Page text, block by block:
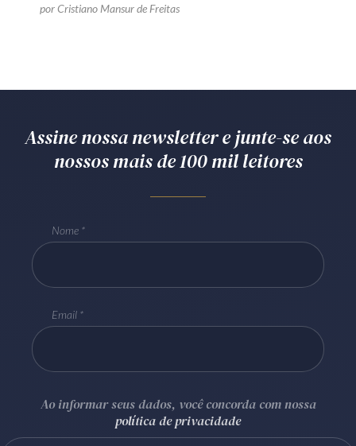
Zênite in Company
Curitiba/PR CEP
por Cristiano Mansur de Freitas
Assine nossa newsletter e junte-se aos
nossos mais de 100 mil leitores
Nome
Email
Ao informar seus dados, você concorda com nossa
política de privacidade